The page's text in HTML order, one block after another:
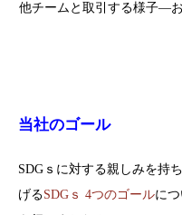
他チームと取引する様子—
当社のゴール
SDGｓに対する親しみを持
げるSDGｓ 4つのゴールに